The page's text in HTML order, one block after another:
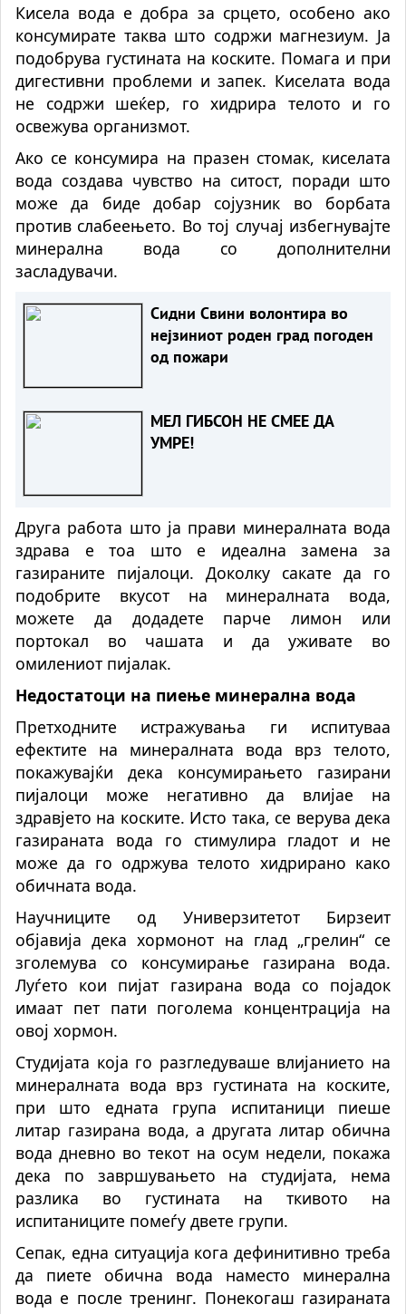
Кисела вода е добра за срцето, особено ако
консумирате таква што содржи магнезиум. Ја
подобрува густината на коските. Помага и при
дигестивни проблеми и запек. Киселата вода
не содржи шеќер, го хидрира телото и го
освежува организмот.
Ако се консумира на празен стомак, киселата
вода создава чувство на ситост, поради што
може да биде добар сојузник во борбата
против слабеењето. Во тој случај избегнувајте
минерална вода со дополнителни
засладувачи.
Сидни Свини волонтира во
нејзиниот роден град погоден
од пожари
МЕЛ ГИБСОН НЕ СМЕЕ ДА
УМРЕ!
Друга работа што ја прави минералната вода
здрава е тоа што е идеална замена за
газираните пијалоци. Доколку сакате да го
подобрите вкусот на минералната вода,
можете да додадете парче лимон или
портокал во чашата и да уживате во
омилениот пијалак.
Недостатоци на пиење минерална вода
Претходните истражувања ги испитуваа
ефектите на минералната вода врз телото,
покажувајќи дека консумирањето газирани
пијалоци може негативно да влијае на
здравјето на коските. Исто така, се верува дека
газираната вода го стимулира гладот и не
може да го одржува телото хидрирано како
обичната вода.
Научниците од Универзитетот Бирзеит
објавија дека хормонот на глад „грелин“ се
зголемува со консумирање газирана вода.
Луѓето кои пијат газирана вода со појадок
имаат пет пати поголема концентрација на
овој хормон.
Студијата која го разгледуваше влијанието на
минералната вода врз густината на коските,
при што едната група испитаници пиеше
литар газирана вода, а другата литар обична
вода дневно во текот на осум недели, покажа
дека по завршувањето на студијата, нема
разлика во густината на ткивото на
испитаниците помеѓу двете групи.
Сепак, една ситуација кога дефинитивно треба
да пиете обична вода наместо минерална
вода е после тренинг. Понекогаш газираната